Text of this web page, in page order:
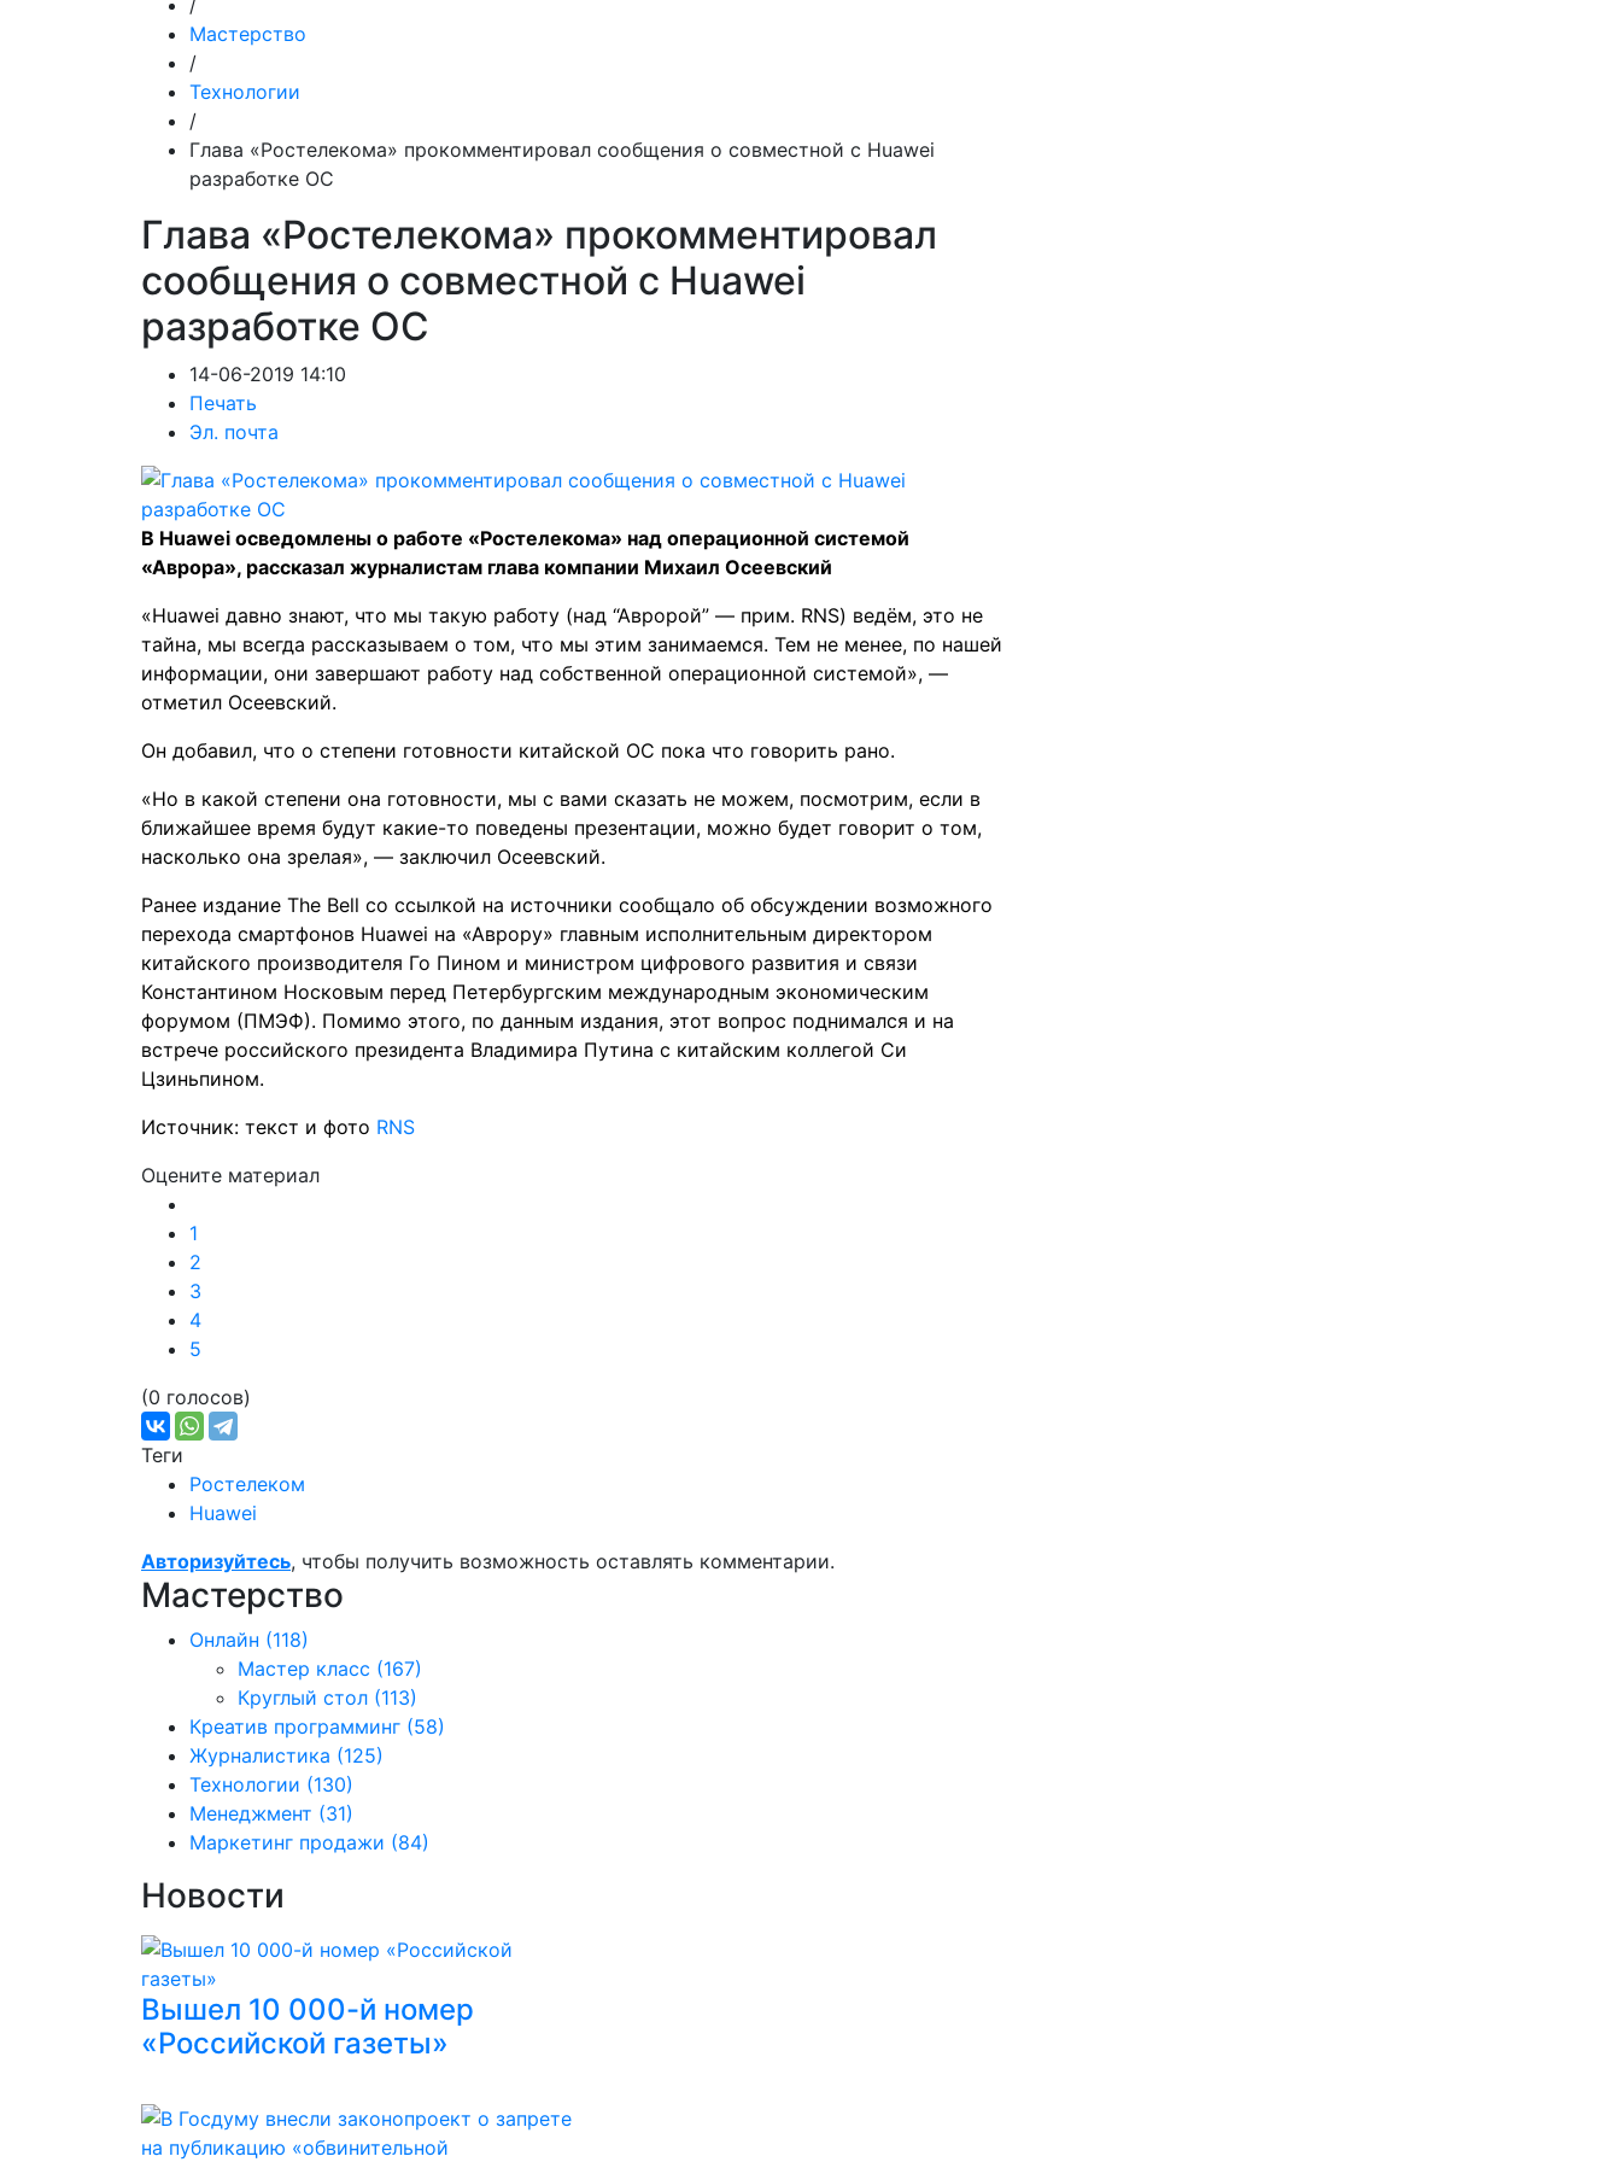
/
Мастерство
/
Технологии
/
Глава «Ростелекома» прокомментировал сообщения о совместной с Huawei
разработке ОС
Глава «Ростелекома» прокомментировал
сообщения о совместной с Huawei
разработке ОС
14-06-2019 14:10
Печать
Эл. почта
В Huawei осведомлены о работе «Ростелекома» над операционной системой
«Аврора», рассказал журналистам глава компании Михаил Осеевский
«Huawei давно знают, что мы такую работу (над “Авророй” — прим. RNS) ведём, это не
тайна, мы всегда рассказываем о том, что мы этим занимаемся. Тем не менее, по нашей
информации, они завершают работу над собственной операционной системой», —
отметил Осеевский.
Он добавил, что о степени готовности китайской ОС пока что говорить рано.
«Но в какой степени она готовности, мы с вами сказать не можем, посмотрим, если в
ближайшее время будут какие-то поведены презентации, можно будет говорит о том,
насколько она зрелая», — заключил Осеевский.
Ранее издание The Bell со ссылкой на источники сообщало об обсуждении возможного
перехода смартфонов Huawei на «Аврору» главным исполнительным директором
китайского производителя Го Пином и министром цифрового развития и связи
Константином Носковым перед Петербургским международным экономическим
форумом (ПМЭФ). Помимо этого, по данным издания, этот вопрос поднимался и на
встрече российского президента Владимира Путина с китайским коллегой Си
Цзиньпином.
Источник: текст и фото RNS
Оцените материал
1
2
3
4
5
(0 голосов)
Теги
Ростелеком
Huawei
Авторизуйтесь, чтобы получить возможность оставлять комментарии.
Мастерство
Онлайн (118)
Мастер класс (167)
Круглый стол (113)
Креатив программинг (58)
Журналистика (125)
Технологии (130)
Менеджмент (31)
Маркетинг продажи (84)
Новости
Вышел 10 000-й номер
«Российской газеты»